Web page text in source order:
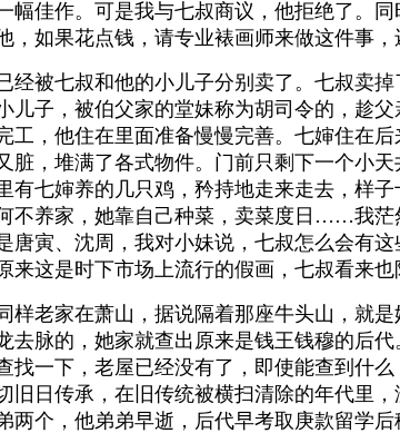
幅佳作。可是我与七叔商议，他拒绝了。
如果花点钱，请专业裱画师来做这件事，
被七叔和他的小儿子分别卖了。七叔卖掉
儿子，被伯父家的堂妹称为胡司令的，趁
工，他住在里面准备慢慢完善。七婶住在
脏，堆满了各式物件。门前只剩下一个小
有七婶养的几只鸡，矜持地走来走去，样
不养家，她靠自己种菜，卖菜度日……我
唐寅、沈周，我对小妹说，七叔怎么会有
来这是时下市场上流行的假画，七叔看来也
老家在萧山，据说隔着那座牛头山，就是
去脉的，她家就查出原来是钱王钱穆的后
找一下，老屋已经没有了，即使能查到什
旧日传承，在旧传统被横扫清除的年代里
两个，他弟弟早逝，后代早考取庚款留学